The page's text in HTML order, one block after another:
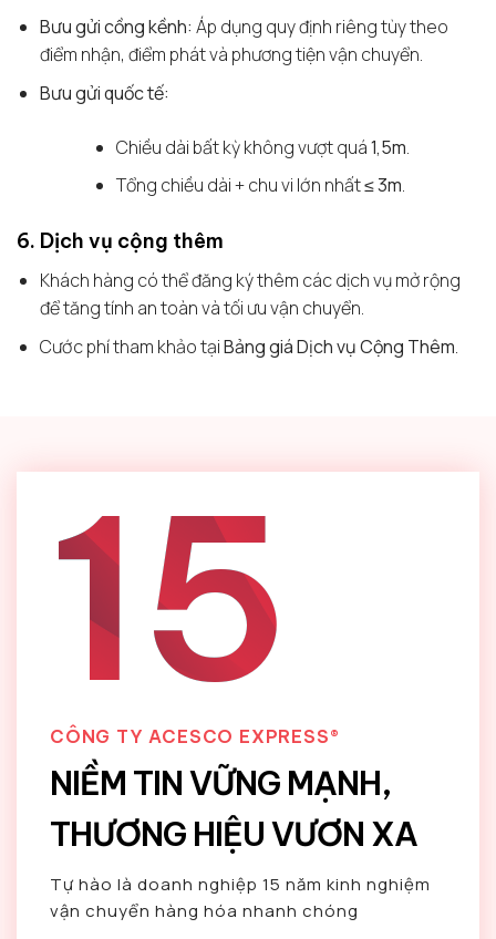
Bưu gửi cồng kềnh: Áp dụng quy định riêng tùy theo
điểm nhận, điểm phát và phương tiện vận chuyển.
Bưu gửi quốc tế:
Chiều dài bất kỳ không vượt quá1,5m.
Tổng chiều dài + chu vi lớn nhất≤ 3m.
6. Dịch vụ cộng thêm
Khách hàng có thể đăng ký thêm các dịch vụ mở rộng
để tăng tính an toàn và tối ưu vận chuyển.
Cước phí tham khảo tạiBảng giá Dịch vụ Cộng Thêm.
15
CÔNG TY ACESCO EXPRESS®
NIỀM TIN VỮNG MẠNH,
THƯƠNG HIỆU VƯƠN XA
Tự hào là doanh nghiệp 15 năm kinh nghiệm
vận chuyển hàng hóa nhanh chóng